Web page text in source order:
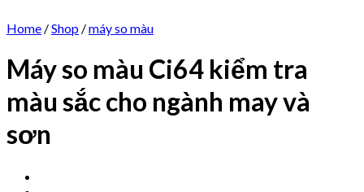
Home /Shop /máy so màu
Máy so màu Ci64 kiểm tra
màu sắc cho ngành may và
sơn